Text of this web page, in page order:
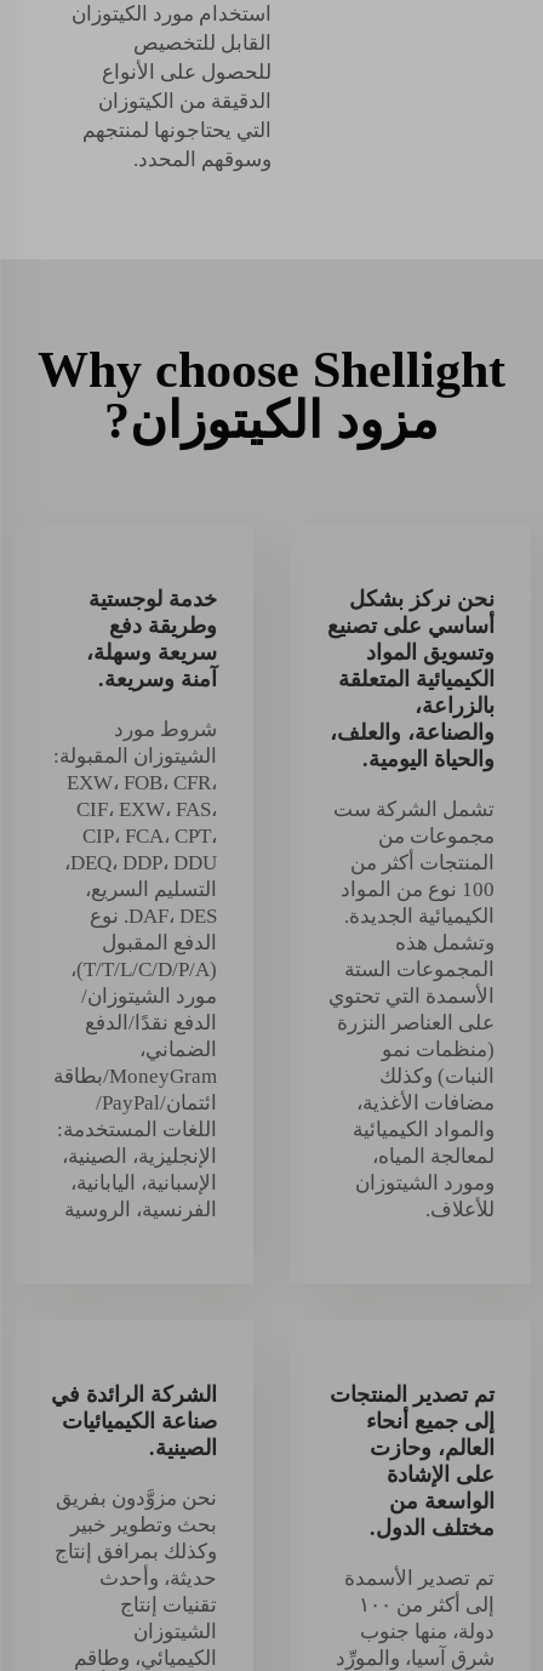
استخدام مورد الكيتوزان
القابل للتخصيص
للحصول على الأنواع
الدقيقة من الكيتوزان
التي يحتاجونها لمنتجهم
وسوقهم المحدد.
Why choose Shellight
مزود الكيتوزان?
نحن نركز بشكل
أساسي على تصنيع
وتسويق المواد
الكيميائية المتعلقة
بالزراعة،
والصناعة، والعلف،
والحياة اليومية.
تشمل الشركة ست
مجموعات من
المنتجات أكثر من
100 نوع من المواد
الكيميائية الجديدة.
وتشمل هذه
المجموعات الستة
الأسمدة التي تحتوي
على العناصر النزرة
(منظمات نمو
النبات) وكذلك
مضافات الأغذية،
والمواد الكيميائية
لمعالجة المياه،
ومورد الشيتوزان
للأعلاف.
خدمة لوجستية
وطريقة دفع
سريعة وسهلة،
آمنة وسريعة.
شروط مورد
الشيتوزان المقبولة:
EXW، FOB، CFR،
CIF، EXW، FAS،
CIP، FCA، CPT،
DEQ، DDP، DDU،
التسليم السريع،
DAF، DES. نوع
الدفع المقبول
(T/T/L/C/D/P/A)،
مورد الشيتوزان/
الدفع نقدًا/الدفع
الضماني،
MoneyGram/بطاقة
ائتمان/PayPal/
اللغات المستخدمة:
الإنجليزية، الصينية،
الإسبانية، اليابانية،
الفرنسية، الروسية
تم تصدير المنتجات
إلى جميع أنحاء
العالم، وحازت
على الإشادة
الواسعة من
مختلف الدول.
تم تصدير الأسمدة
إلى أكثر من ١٠٠
دولة، منها جنوب
شرق آسيا، والمورِّد
الشركة الرائدة في
صناعة الكيميائيات
الصينية.
نحن مزوَّدون بفريق
بحث وتطوير خبير
وكذلك بمرافق إنتاج
حديثة، وأحدث
تقنيات إنتاج
الشيتوزان
الكيميائي، وطاقم